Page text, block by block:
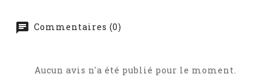
Commentaires (0)
Aucun avis n'a été publié pour le moment.